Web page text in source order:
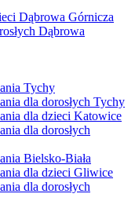
Dąbrowa Górnicza
Dąbrowa
Tychy
dla dorosłych Tychy
dla dzieci Katowice
dla dorosłych
Bielsko-Biała
dla dzieci Gliwice
dla dorosłych